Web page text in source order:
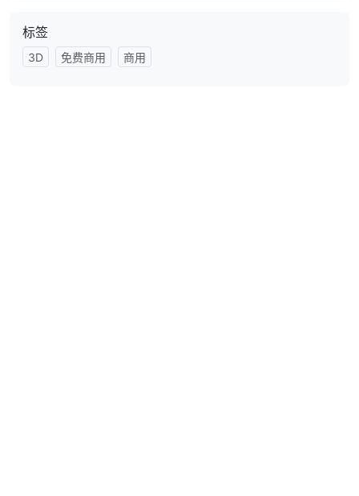
标签
3D 免费商用 商用